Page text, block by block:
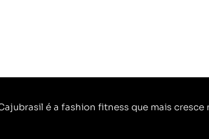
é a fashion fitness que mais cresce